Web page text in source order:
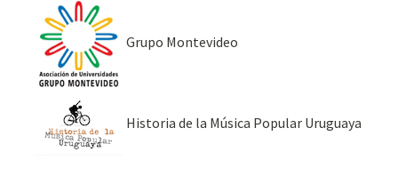
Grupo Montevideo
Historia de la Música Popular Uruguaya